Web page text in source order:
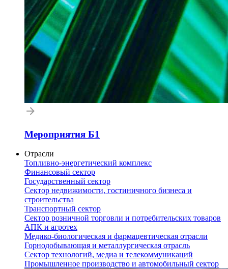
Мероприятия Б1
Отрасли
Топливно-энергетический комплекс
Финансовый сектор
Государственный сектор
Сектор недвижимости, гостиничного бизнеса и
строительства
Транспортный сектор
Сектор розничной торговли и потребительских товаров
АПК и агротех
Медико-биологическая и фармацевтическая отрасли
Горнодобывающая и металлургическая отрасль
Сектор технологий, медиа и телекоммуникаций
Промышленное производство и автомобильный сектор